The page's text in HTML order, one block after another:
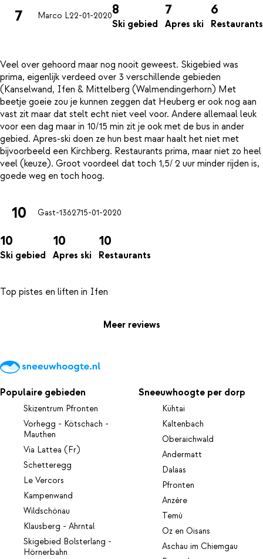
7 Marco L22-01-20208
Ski gebied
7
Apres ski
6
Restaurants
Veel over gehoord maar nog nooit geweest. Skigebied was
prima, eigenlijk verdeed over 3 verschillende gebieden
(Kanselwand, Ifen & Mittelberg (Walmendingerhorn) Met
beetje goeie zou je kunnen zeggen dat Heuberg er ook nog aan
vast zit maar dat stelt echt niet veel voor. Andere allemaal leuk
voor een dag maar in 10/15 min zit je ook met de bus in ander
gebied. Apres-ski doen ze hun best maar haalt het niet met
bijvoorbeeld een Kirchberg. Restaurants prima, maar niet zo heel
veel (keuze). Groot voordeel dat toch 1,5/ 2 uur minder rijden is,
10 Gast-1362715-01-2020
10
Ski gebied
10
Apres ski
10
Restaurants
Meer reviews
Populaire gebieden
Skizentrum Pfronten
Vorhegg - Kötschach -
Mauthen
Via Lattea (Fr)
Schetteregg
Le Vercors
Kampenwand
Wildschönau
Klausberg - Ahrntal
Skigebied Bolsterlang -
Hörnerbahn
Sneeuwhoogte per dorp
Kühtai
Kaltenbach
Oberaichwald
Andermatt
Dalaas
Pfronten
Anzère
Temù
Oz en Oisans
Aschau im Chiemgau